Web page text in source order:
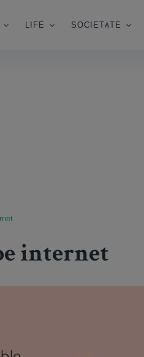
LIFE SOCIETATE
internet